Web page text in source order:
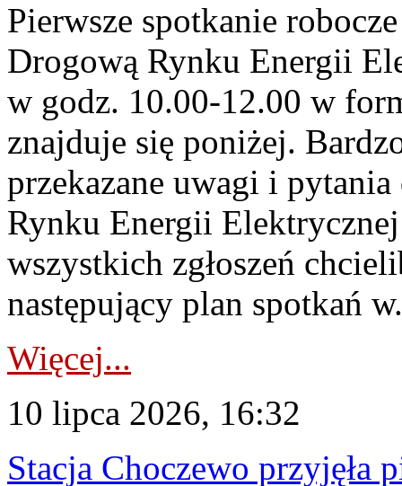
Pierwsze spotkanie
Drogową Rynku Energii
w godz. 10.00-12.00 w
znajduje się poniżej.
przekazane uwagi i
Rynku Energii
wszystkich zgłoszeń
następujący plan spotkań
Więcej...
10 lipca 2026, 16:32
Stacja Choczewo przyjęła